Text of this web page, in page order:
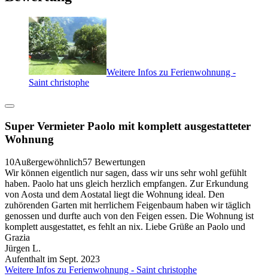
Weitere Infos zu Ferienwohnung -
Saint christophe
Super Vermieter Paolo mit komplett ausgestatteter
Wohnung
10Außergewöhnlich57 Bewertungen
Wir können eigentlich nur sagen, dass wir uns sehr wohl gefühlt
haben. Paolo hat uns gleich herzlich empfangen. Zur Erkundung
von Aosta und dem Aostatal liegt die Wohnung ideal. Den
zuhörenden Garten mit herrlichem Feigenbaum haben wir täglich
genossen und durfte auch von den Feigen essen. Die Wohnung ist
komplett ausgestattet, es fehlt an nix. Liebe Grüße an Paolo und
Grazia
Jürgen L.
Aufenthalt im Sept. 2023
Weitere Infos zu Ferienwohnung - Saint christophe